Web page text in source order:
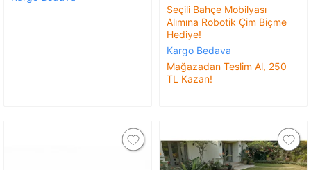
Seçili Bahçe Mobilyası
Alımına Robotik Çim Biçme
Hediye!
Kargo Bedava
Mağazadan Teslim Al, 250
TL Kazan!